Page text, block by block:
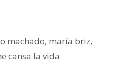
machado, maría briz,
cansa la vida